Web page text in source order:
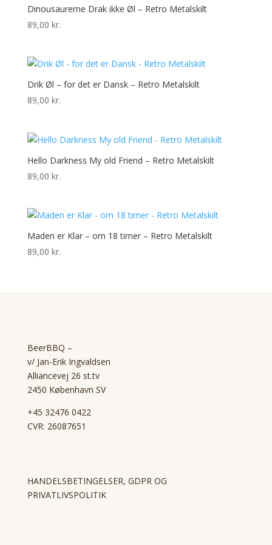
Dinousaurerne Drak ikke Øl – Retro Metalskilt
89,00 kr.
Drik Øl – for det er Dansk – Retro Metalskilt
89,00 kr.
Hello Darkness My old Friend – Retro Metalskilt
89,00 kr.
Maden er Klar – om 18 timer – Retro Metalskilt
89,00 kr.
BeerBBQ –
v/ Jan-Erik Ingvaldsen
Alliancevej 26 st.tv
2450 København SV
+45 32476 0422
CVR: 26087651
HANDELSBETINGELSER, GDPR OG
PRIVATLIVSPOLITIK